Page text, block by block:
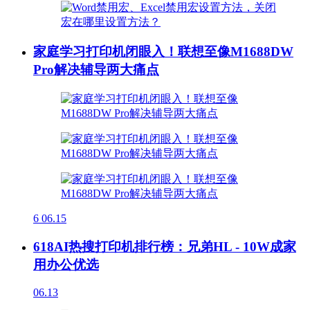
家庭学习打印机闭眼入！联想至像M1688DW
Pro解决辅导两大痛点
6 06.15
618AI热搜打印机排行榜：兄弟HL - 10W成家
用办公优选
06.13